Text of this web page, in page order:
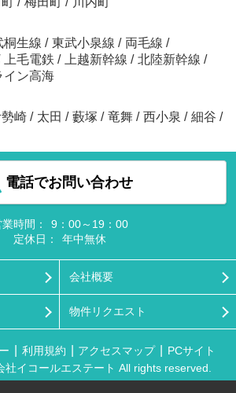
桐生線 / 東武小泉線 / 両毛線 /
上毛電鉄 / 上越新幹線 / 北陸新幹線 /
イン高海
崎 / 太田 / 藪塚 / 竜舞 / 西小泉 / 細谷 /
電話でお問い合わせ
時間：
9：00～19：00
定休日：
年中無休
会社概要
物件リクエスト
利用規約 アクセスマップ
PCサイト
イコールエステート All rights reserved.